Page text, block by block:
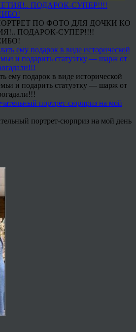
ПО ФОТО ДЛЯ ДОЧКИ КО
ПОДАРОК-СУПЕР!!!!
ему подарок в виде исторической
и подарить статуэтку — шарж от
портрет-сюрприз на мой день